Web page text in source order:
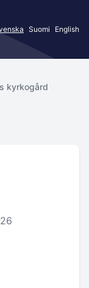
Suomi English
kyrkogård